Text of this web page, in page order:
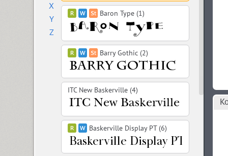
X
Y
Z
Baron Type (1)
Barry Gothic (2)
ITC New Baskerville (4)
Baskerville Display PT (6)